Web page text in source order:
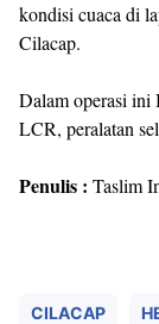
kondisi cuaca di
Cilacap.
Dalam operasi ini
LCR, peralatan
Penulis : Taslim
CILACAP